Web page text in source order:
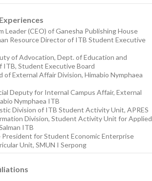
Leader (CEO) of Ganesha Publishing House
Resource Director of ITB Student Executive
of Advocation, Dept. of Education and
Student Executive Board
of External Affair Division, Himabio Nymphaea
Deputy for Internal Campus Affair, External
Nymphaea ITB
Division of ITB Student Activity Unit, APRES
Division, Student Activity Unit for Applied
ITB
President for Student Economic Enterprise
Unit, SMUN I Serpong